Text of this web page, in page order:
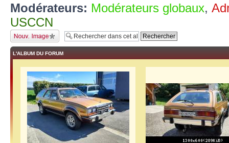
Modérateurs: Modérateurs globaux,
USCCN
Charger une image
L'ALBUM DU FORUM